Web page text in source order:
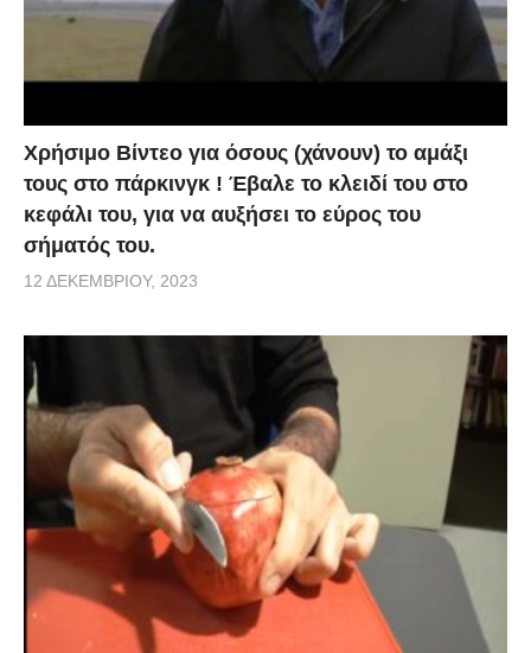
Χρήσιμο Βίντεο για όσους (χάνουν) το αμάξι
τους στο πάρκινγκ ! Έβαλε το κλειδί του στο
κεφάλι του, για να αυξήσει το εύρος του
σήματός του.
12 ΔΕΚΕΜΒΡΊΟΥ, 2023